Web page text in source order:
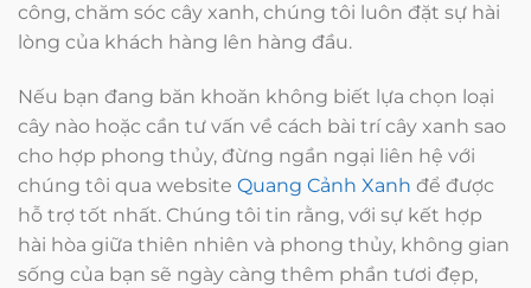
công, chăm sóc cây xanh, chúng tôi luôn đặt sự hài
lòng của khách hàng lên hàng đầu.
Nếu bạn đang băn khoăn không biết lựa chọn loại
cây nào hoặc cần tư vấn về cách bài trí cây xanh sao
cho hợp phong thủy, đừng ngần ngại liên hệ với
chúng tôi qua website Quang Cảnh Xanh để được
hỗ trợ tốt nhất. Chúng tôi tin rằng, với sự kết hợp
hài hòa giữa thiên nhiên và phong thủy, không gian
sống của bạn sẽ ngày càng thêm phần tươi đẹp,